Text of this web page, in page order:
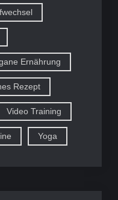
Ernährung
Rezept
Video Training
Yoga